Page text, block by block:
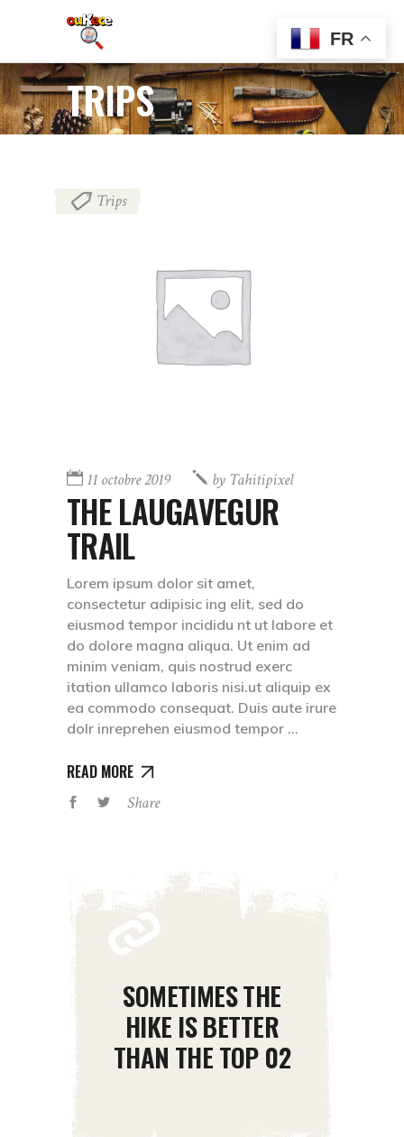
TRIPS
Trips
11 octobre 2019 by Tahitipixel
THE LAUGAVEGUR
TRAIL
Lorem ipsum dolor sit amet,
consectetur adipisic ing elit, sed do
eiusmod tempor incididu nt ut labore et
do dolore magna aliqua. Ut enim ad
minim veniam, quis nostrud exerc
itation ullamco laboris nisi.ut aliquip ex
ea commodo consequat. Duis aute irure
dolr inreprehen eiusmod tempor
READ MORE
Share
SOMETIMES THE
HIKE IS BETTER
THAN THE TOP 02
FR